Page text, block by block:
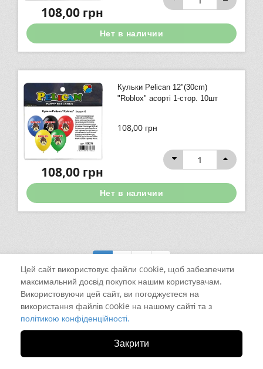
108,00грн
Нет в наличии
Кульки Pelican 12"(30сm)
"Roblox" асорті 1-стор. 10шт
108,00 грн
108,00грн
Нет в наличии
Цей сайт використовує файли cookie, щоб забезпечити
максимальний досвід покупок нашим користувачам.
Використовуючи цей сайт, ви погоджуєтеся на
використання файлів cookie на нашому сайті та з
політикою конфіденційності.
Закрити